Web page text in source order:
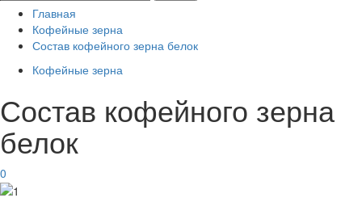
Главная
Кофейные зерна
Состав кофейного зерна белок
Кофейные зерна
Состав кофейного зерна
белок
0